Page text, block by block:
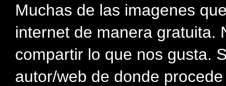
Muchas de las imagenes
internet de manera gratuita.
compartir lo que nos gusta.
autor/web de donde